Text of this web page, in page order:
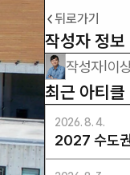
뒤로가기
작성자 정보
작성자| 이
최근 아티클
2026. 8. 4.
2027 수도